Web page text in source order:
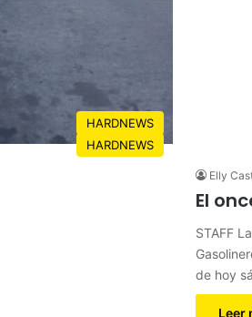
HARDNEWS
HARDNEWS
Elly
El
STAFF
de hoy
Leer